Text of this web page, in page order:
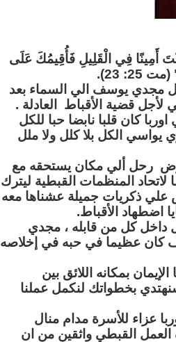
أَمِينًا فِي الْقَلِيلِ فَأُقِيمُكَ عَلَى
23).
مجدي يوسف الي السماء بعد
قضية الأقباط العادلة .
كان قلبا نابضا حبا للكل
يواسي الكل بلا كلل ولا ملل
رحل ألي مكان يستحقه مع
المنظمات القبطية ليترك
علي ذكريات جميلة عشناها معه
اضطهاد الأقباط.
داخل كل من قابله ، مجدي
عظيما في حبه في إخلاصه
بمكانه اللائق بين
بخطواتك لنكمل عملنا
عزاء للأسرة مدام منال
العمل القبطي واثقين من ان